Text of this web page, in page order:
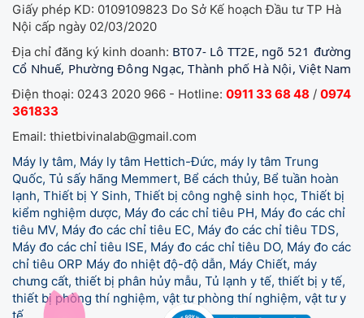
Giấy phép KD: 0109109823 Do Sở Kế hoạch Đầu tư TP Hà
Nội cấp ngày 02/03/2020
Địa chỉ đăng ký kinh doanh: BT07- Lô TT2E, ngõ 521 đường
Cổ Nhuế, Phường Đông Ngạc, Thành phố Hà Nội, Việt Nam
Điện thoại: 0243 2020 966 - Hotline: 0911 33 68 48 / 0974
361833
Email: thietbivinalab@gmail.com
Máy ly tâm, Máy ly tâm Hettich-Đức, máy ly tâm Trung
Quốc, Tủ sấy hãng Memmert, Bể cách thủy, Bể tuần hoàn
lạnh, Thiết bị Y Sinh, Thiết bị công nghệ sinh học, Thiết bị
kiểm nghiệm dược, Máy đo các chỉ tiêu PH, Máy đo các chỉ
tiêu MV, Máy đo các chỉ tiêu EC, Máy đo các chỉ tiêu TDS,
Máy đo các chỉ tiêu ISE, Máy đo các chỉ tiêu DO, Máy đo các
chỉ tiêu ORP Máy đo nhiệt độ-độ dẫn, Máy Chiết, máy
chưng cất, thiết bị phân hủy mẫu, Tủ lạnh y tế, thiết bị y tế,
thiết bị phòng thí nghiệm, vật tư phòng thí nghiệm, vật tư y
tế.